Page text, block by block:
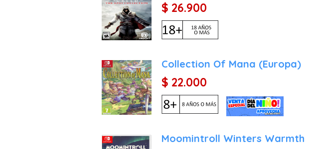
$ 26.900
Collection Of Mana (Europa)
$ 22.000
Moomintroll Winters Warmth